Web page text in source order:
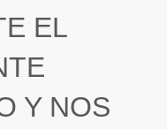
EL
Y NOS